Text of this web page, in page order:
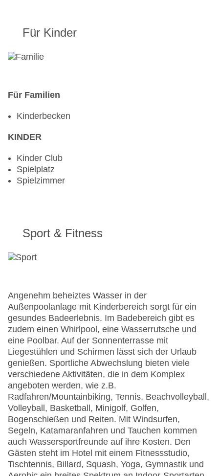
Für Kinder
Für Familien
Kinderbecken
KINDER
Kinder Club
Spielplatz
Spielzimmer
Sport & Fitness
Angenehm beheiztes Wasser in der
Außenpoolanlage mit Kinderbereich sorgt für ein
gesundes Badeerlebnis. Im Badebereich gibt es
zudem einen Whirlpool, eine Wasserrutsche und
eine Poolbar. Auf der Sonnenterrasse mit
Liegestühlen und Schirmen lässt sich der Urlaub
genießen. Sportliche Abwechslung bieten viele
verschiedene Aktivitäten, die in dem Komplex
angeboten werden, wie z.B.
Radfahren/Mountainbiking, Tennis, Beachvolleyball,
Volleyball, Basketball, Minigolf, Golfen,
Bogenschießen und Reiten. Mit Windsurfen,
Segeln, Katamaranfahren und Tauchen kommen
auch Wassersportfreunde auf ihre Kosten. Den
Gästen steht im Hotel mit einem Fitnessstudio,
Tischtennis, Billard, Squash, Yoga, Gymnastik und